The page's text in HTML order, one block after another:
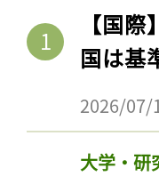
【国
国は基
2026/07/
大学・研